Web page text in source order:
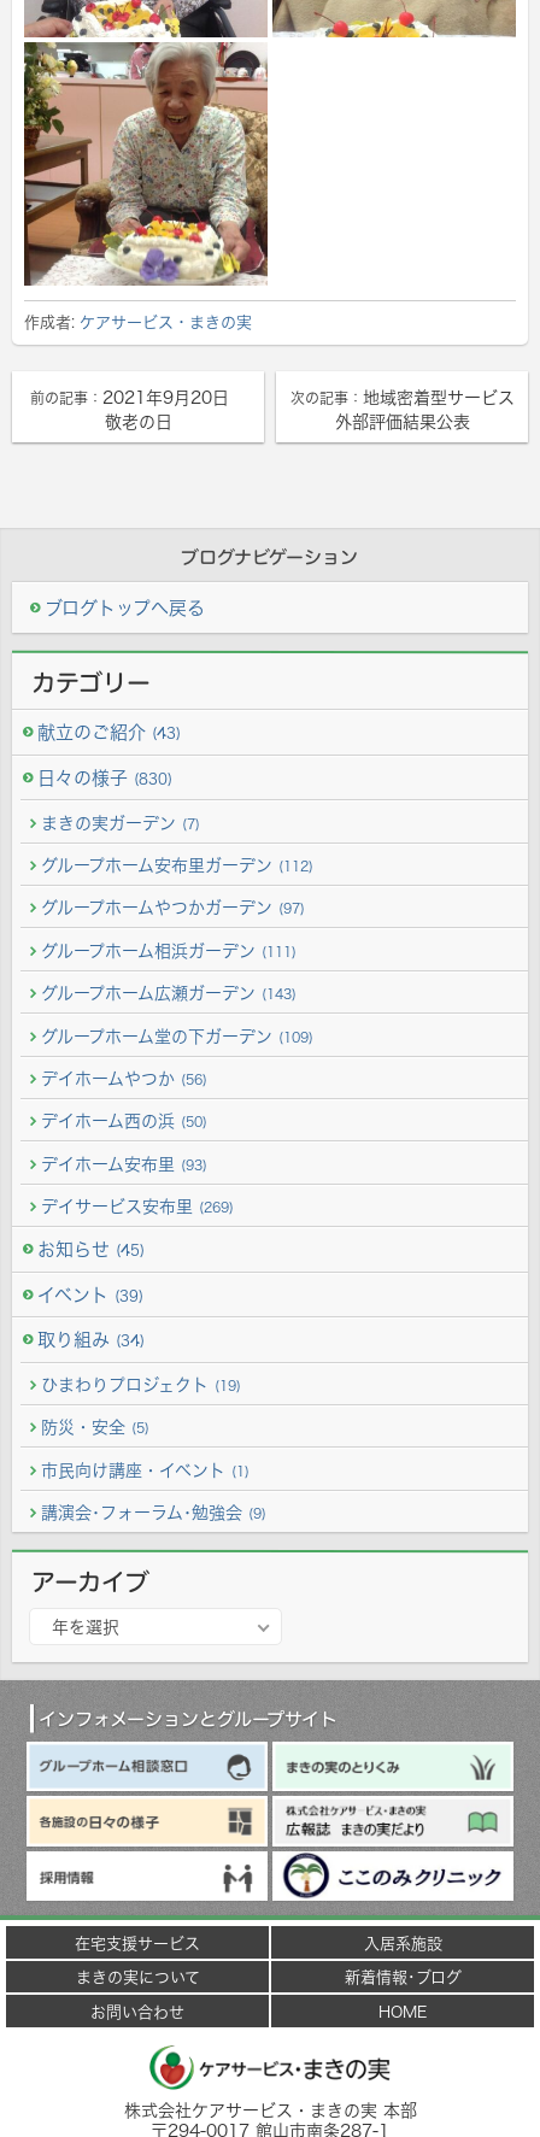
作成者: ケアサービス・まきの実
前の記事： 2021年9月20日
敬老の日
次の記事： 地域密着型サービス
外部評価結果公表
ブログナビゲーション
ブログトップへ戻る
カテゴリー
献立のご紹介 (43)
日々の様子 (830)
まきの実ガーデン (7)
グループホーム安布里ガーデン (112)
グループホームやつかガーデン (97)
グループホーム相浜ガーデン (111)
グループホーム広瀬ガーデン (143)
グループホーム堂の下ガーデン (109)
デイホームやつか (56)
デイホーム西の浜 (50)
デイホーム安布里 (93)
デイサービス安布里 (269)
お知らせ (45)
イベント (39)
取り組み (34)
ひまわりプロジェクト (19)
防災・安全 (5)
市民向け講座・イベント (1)
講演会･フォーラム･勉強会 (9)
アーカイブ
カ
年を選択
インフォメーションとグループサイト
在宅支援サービス
入居系施設
まきの実について
新着情報･ブログ
お問い合わせ
HOME
株式会社ケアサービス・まきの実 本部
〒294-0017 館山市南条287-1